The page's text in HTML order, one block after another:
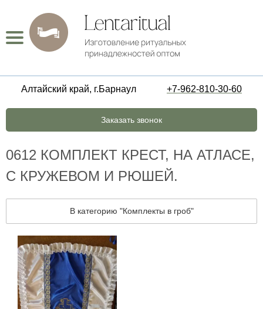
Алтайский край, г.Барнаул +7-962-810-30-60
Заказать звонок
0612 КОМПЛЕКТ КРЕСТ, НА АТЛАСЕ,
С КРУЖЕВОМ И РЮШЕЙ.
В категорию "Комплекты в гроб"